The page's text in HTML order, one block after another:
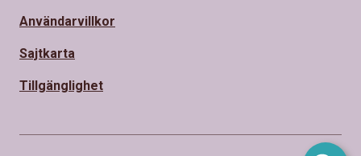
Användarvillkor
Sajtkarta
Tillgänglighet